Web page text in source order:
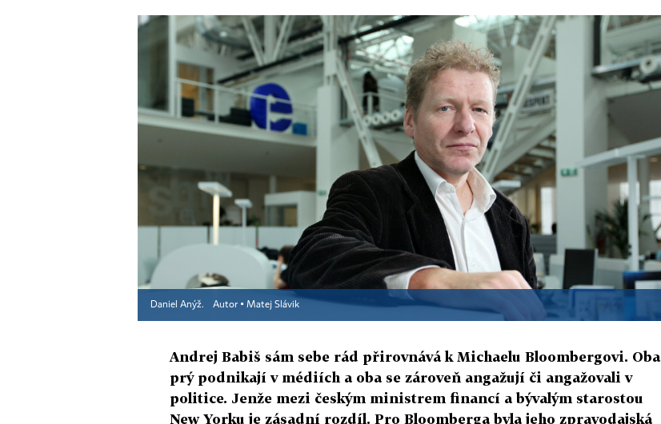
Daniel Anýž. Autor ▪ Matej Slávik
Andrej Babiš sám sebe rád přirovnává k Michaelu Bloombergovi. Oba
prý podnikají v médiích a oba se zároveň angažují či angažovali v
politice. Jenže mezi českým ministrem financí a bývalým starostou
New Yorku je zásadní rozdíl. Pro Bloomberga byla jeho zpravodajská